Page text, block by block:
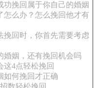
功挽回属于你自己的婚姻
怎么办？怎么挽回他才有
挽回时，你首先需要考虑
婚姻，还有挽回机会吗
这4点轻松挽回
如何挽回才正确
数轻松挽回